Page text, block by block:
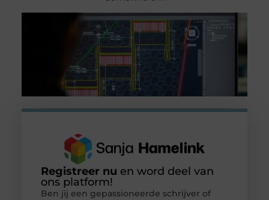
Registreer nu en word deel van
ons platform!
Ben jij een gepassioneerde schrijver of